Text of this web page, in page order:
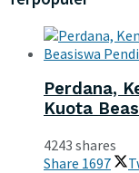
Perdana,
Kuota
4243 shares
Share 1697